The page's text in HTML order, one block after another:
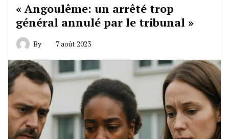
« Angoulême: un arrêté trop
général annulé par le tribunal »
By 7 août 2023